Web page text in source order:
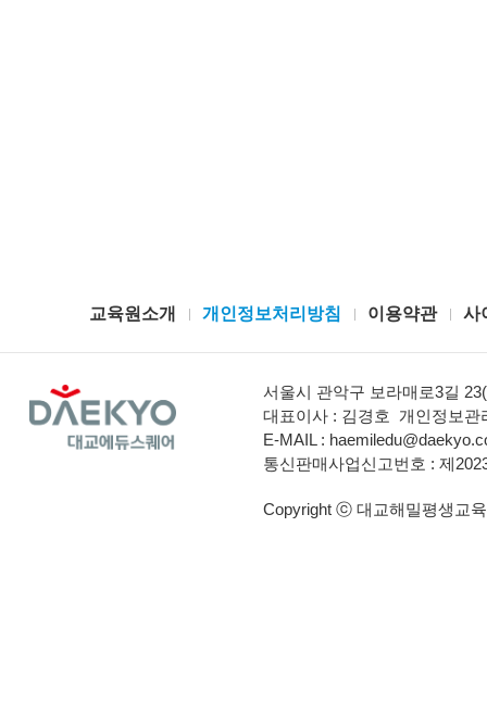
교육원소개 개인정보처리방침 이용약관 사
서울시 관악구 보라매로3길
대표이사 : 김경호
개인정보관
E-MAIL :
통신판매사업신고번호 : 제
Copyright ⓒ 대교해밀평생교